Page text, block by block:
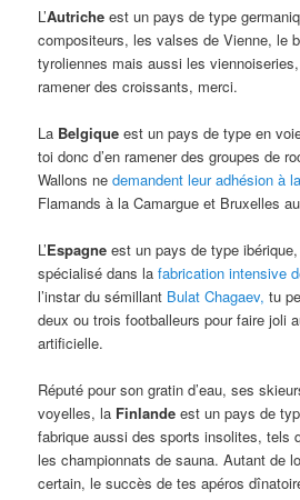
L’Autriche est un pays de type
compositeurs, les valses de Vienne, le
tyroliennes mais aussi les
ramener des croissants, merci.
La Belgique est un pays de type en
toi donc d’en ramener des groupes de
Wallons nedemandent leur adhésion à
Flamands à la Camargue et Bruxelles
L’Espagne est un pays de type
spécialisé dans lafabrication intensive
l’instar du sémillant Bulat Chagaev, tu
deux ou trois footballeurs pour faire joli
artificielle.
Réputé pour son gratin d’eau, ses
voyelles, la Finlande est un pays de
fabrique aussi des sports insolites, tels
les championnats de sauna. Autant de
certain, le succès de tes apéros